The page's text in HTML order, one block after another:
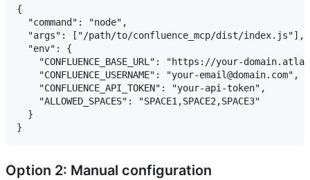
{
  "command": "node",
  "args": ["/path/to/confluence_mcp/dist/index.js"],
  "env": {
"CONFLUENCE_BASE_URL": "https://your-
    "CONFLUENCE_USERNAME": "your-email@domain.com",
    "CONFLUENCE_API_TOKEN": "your-api-token",
    "ALLOWED_SPACES": "SPACE1,SPACE2,SPACE3"
  }
Option 2: Manual configuration